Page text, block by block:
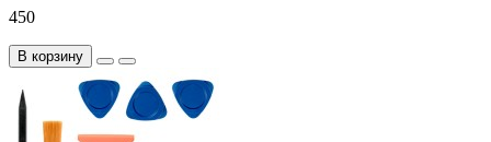
450
В корзину